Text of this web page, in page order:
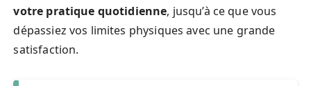
votre pratique quotidienne, jusqu’à ce que vous
dépassiez vos limites physiques avec une grande
satisfaction.